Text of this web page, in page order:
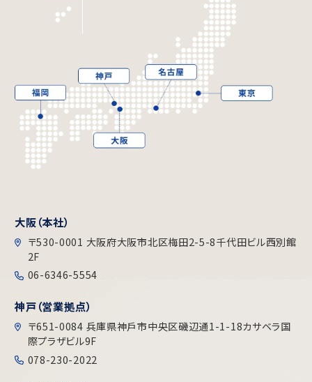
大阪（本社）
〒530-0001 大阪府大阪市北区梅田2-5-8千代田ビル⻄別館
2F
06-6346-5554
神戸（営業拠点）
〒651-0084 兵庫県神戶市中央区磯辺通1-1-18カサベラ国
際プラザビル9F
078-230-2022